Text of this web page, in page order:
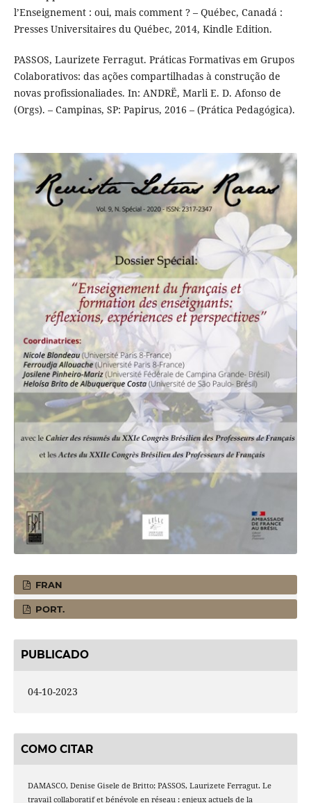
l’Enseignement : oui, mais comment ? – Québec, Canadá :
Presses Universitaires du Québec, 2014, Kindle Edition.
PASSOS, Laurizete Ferragut. Práticas Formativas em Grupos
Colaborativos: das ações compartilhadas à construção de
novas profissionaliades. In: ANDRË, Marli E. D. Afonso de
(Orgs). – Campinas, SP: Papirus, 2016 – (Prática Pedagógica).
FRAN
PORT.
PUBLICADO
04-10-2023
COMO CITAR
DAMASCO, Denise Gisele de Britto; PASSOS, Laurizete Ferragut. Le
travail collaboratif et bénévole en réseau : enjeux actuels de la